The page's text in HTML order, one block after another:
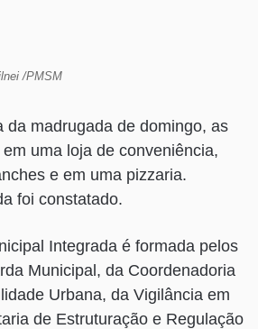
/PMSM
da madrugada de domingo, as
uma loja de conveniência,
e em uma pizzaria.
foi constatado.
Integrada é formada pelos
Municipal, da Coordenadoria
Urbana, da Vigilância em
de Estruturação e Regulação